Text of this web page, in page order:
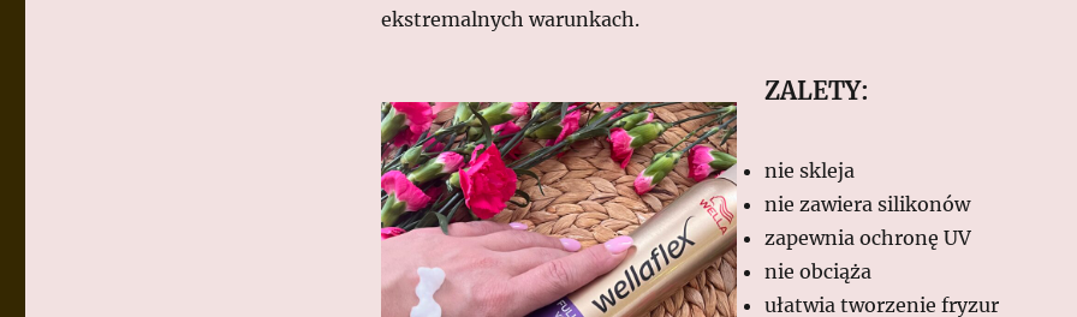
ekstremalnych warunkach.
ZALETY:
nie skleja
nie zawiera silikonów
zapewnia ochronę UV
nie obciąża
ułatwia tworzenie fryzur